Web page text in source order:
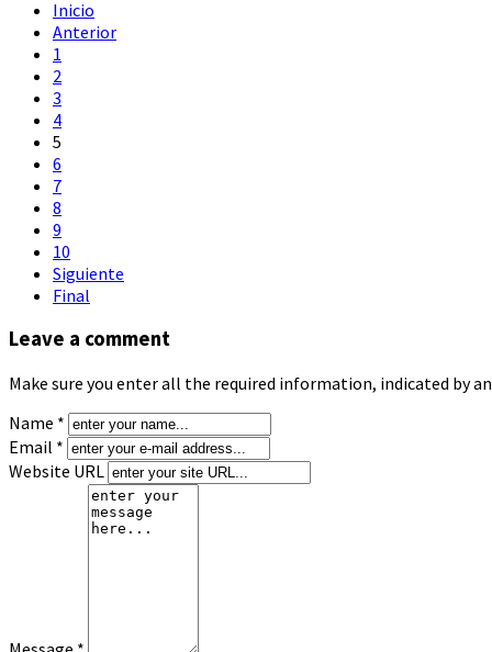
Inicio
Anterior
1
2
3
4
5
6
7
8
9
10
Siguiente
Final
Leave a comment
Make sure you enter all the required information, indicated by
Name *
Email *
Website URL